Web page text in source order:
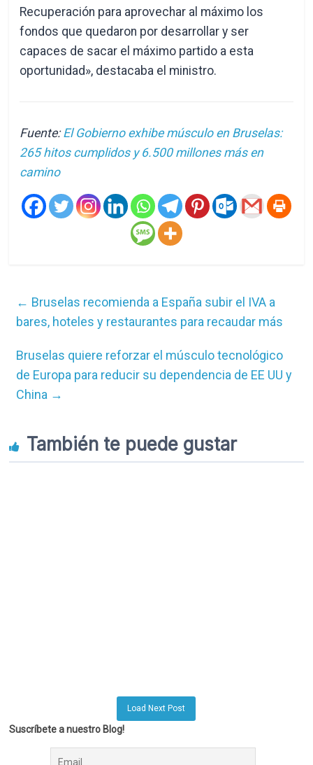
Recuperación para aprovechar al máximo los
fondos que quedaron por desarrollar y ser
capaces de sacar el máximo partido a esta
oportunidad», destacaba el ministro.
Fuente:El Gobierno exhibe músculo en Bruselas:
265 hitos cumplidos y 6.500 millones más en
camino
← Bruselas recomienda a España subir el IVA a
bares, hoteles y restaurantes para recaudar más
Bruselas quiere reforzar el músculo tecnológico
de Europa para reducir su dependencia de EE UU y
China →
También te puede gustar
Load Next Post
Suscríbete a nuestro Blog!